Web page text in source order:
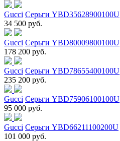
Gucci Серьги YBD35628900100U
34 500 руб.
Gucci Серьги YBD80009800100U
178 200 руб.
Gucci Серьги YBD78655400100U
235 200 руб.
Gucci Серьги YBD75906100100U
95 000 руб.
Gucci Серьги YBD66211100200U
101 000 руб.